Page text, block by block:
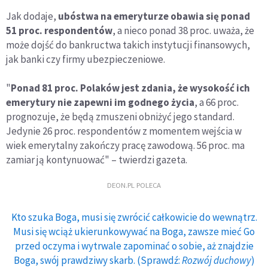
Jak dodaje, ubóstwa na emeryturze obawia się ponad
51 proc. respondentów, a nieco ponad 38 proc. uważa, że
może dojść do bankructwa takich instytucji finansowych,
jak banki czy firmy ubezpieczeniowe.
"Ponad 81 proc. Polaków jest zdania, że wysokość ich
emerytury nie zapewni im godnego życia, a 66 proc.
prognozuje, że będą zmuszeni obniżyć jego standard.
Jedynie 26 proc. respondentów z momentem wejścia w
wiek emerytalny zakończy pracę zawodową. 56 proc. ma
zamiar ją kontynuować" – twierdzi gazeta.
DEON.PL POLECA
Kto szuka Boga, musi się zwrócić całkowicie do wewnątrz.
Musi się wciąż ukierunkowywać na Boga, zawsze mieć Go
przed oczyma i wytrwale zapominać o sobie, aż znajdzie
Boga, swój prawdziwy skarb. (Sprawdź:Rozwój duchowy)